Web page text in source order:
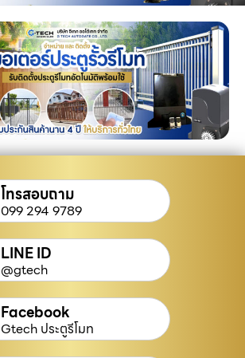
โทรสอบถาม
099 294 9789
LINE ID
@gtech
Facebook
Gtech ประตูรีโมท